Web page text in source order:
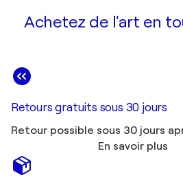
Achetez de l'art en
Retours gratuits sous 30 jours
Retour possible sous 30 jours
En savoir plus